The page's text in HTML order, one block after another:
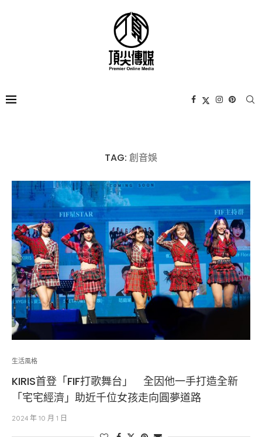
TAG: 創音娛
生活風格
KIRIS首登「FIF打歌舞台」 全因他一手打造全新
「宅宅經濟」助近千位女孩走向圓夢道路
2024 年 10 月 1 日